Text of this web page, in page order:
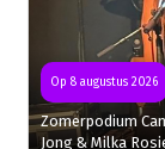
Op 8 augustus 2026
Zomerpodium
Jong & Milka